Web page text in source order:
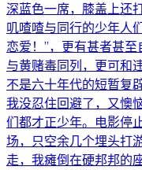
深蓝色一席，膝盖上还
叽喳喳与同行的少年人
恋爱！”，更有甚者甚
与黄赌毒同列，更可和
不是六十年代的短暂复
我没忍住回避了，又懊
们都才正少年。电影停
场，只空余几个埋头打
走，我瘫倒在硬邦邦的